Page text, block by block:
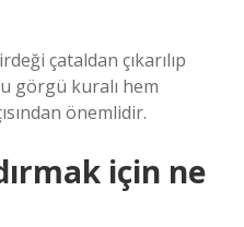
çataldan çıkarılıp
görgü kuralı hem
önemlidir.
için ne